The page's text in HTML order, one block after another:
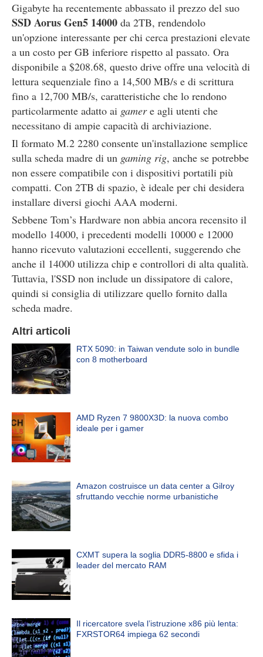
Gigabyte ha recentemente abbassato il prezzo del suo
SSD Aorus Gen5 14000 da 2TB, rendendolo
un'opzione interessante per chi cerca prestazioni elevate
a un costo per GB inferiore rispetto al passato. Ora
disponibile a $208.68, questo drive offre una velocità di
lettura sequenziale fino a 14,500 MB/s e di scrittura
fino a 12,700 MB/s, caratteristiche che lo rendono
particolarmente adatto ai gamere agli utenti che
necessitano di ampie capacità di archiviazione.
Il formato M.2 2280 consente un'installazione semplice
sulla scheda madre di un gaming rig, anche se potrebbe
non essere compatibile con i dispositivi portatili più
compatti. Con 2TB di spazio, è ideale per chi desidera
installare diversi giochi AAA moderni.
Sebbene Tom’s Hardware non abbia ancora recensito il
modello 14000, i precedenti modelli 10000 e 12000
hanno ricevuto valutazioni eccellenti, suggerendo che
anche il 14000 utilizza chip e controllori di alta qualità.
Tuttavia, l'SSD non include un dissipatore di calore,
quindi si consiglia di utilizzare quello fornito dalla
scheda madre.
Altri articoli
RTX 5090: in Taiwan vendute solo in bundle
con 8 motherboard
AMD Ryzen 7 9800X3D: la nuova combo
ideale per i gamer
Amazon costruisce un data center a Gilroy
sfruttando vecchie norme urbanistiche
CXMT supera la soglia DDR5-8800 e sfida i
leader del mercato RAM
Il ricercatore svela l’istruzione x86 più lenta:
FXRSTOR64 impiega 62 secondi